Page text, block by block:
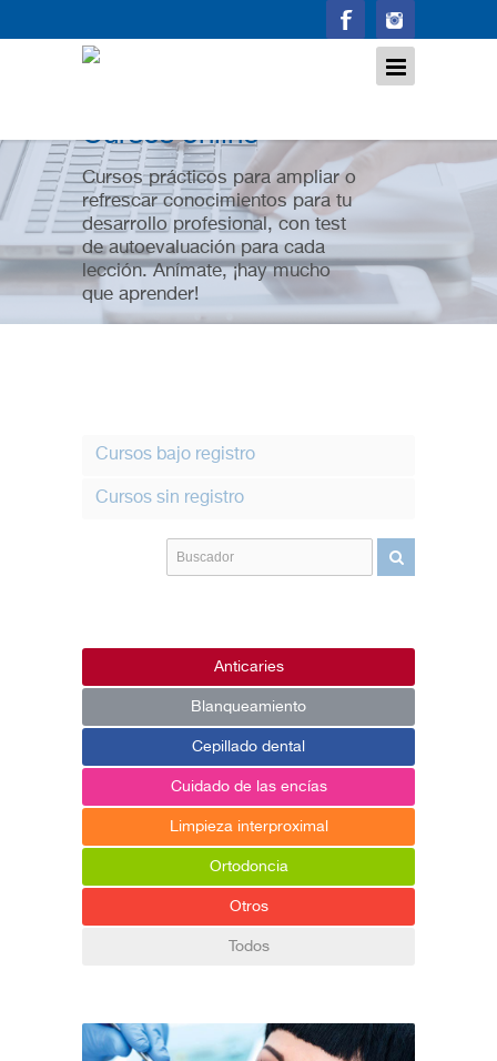
Cursos online
Cursos prácticos para ampliar o
refrescar conocimientos para tu
desarrollo profesional, con test
de autoevaluación para cada
lección. Anímate, ¡hay mucho
que aprender!
Cursos bajo registro
Cursos sin registro
Anticaries
Blanqueamiento
Cepillado dental
Cuidado de las encías
Limpieza interproximal
Ortodoncia
Otros
Todos